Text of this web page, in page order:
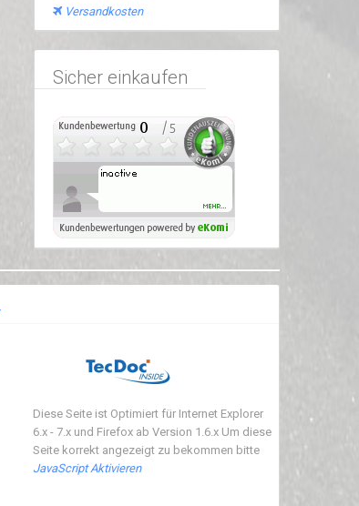
Versandkosten
Sicher einkaufen
Diese Seite ist Optimiert für Internet Explorer
6.x - 7.x und Firefox ab Version 1.6.x Um diese
Seite korrekt angezeigt zu bekommen bitte
JavaScript Aktivieren